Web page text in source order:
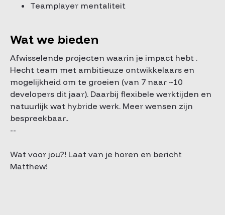
Teamplayer mentaliteit
Wat we bieden
Afwisselende projecten waarin je impact hebt .
Hecht team met ambitieuze ontwikkelaars en
mogelijkheid om te groeien (van 7 naar ~10
developers dit jaar). Daarbij flexibele werktijden en
natuurlijk wat hybride werk. Meer wensen zijn
bespreekbaar..
--
Wat voor jou?! Laat van je horen en bericht
Matthew!